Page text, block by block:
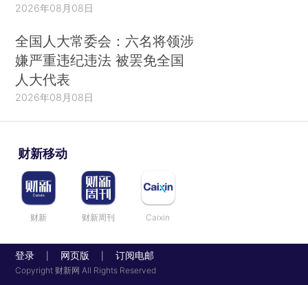
2026年08月08日
全国人大常委会：六名将领涉
嫌严重违纪违法 被罢免全国
人大代表
2026年08月08日
财新移动
财新 财新周刊 Caixin
登录 网页版 订阅电邮
Copyright 财新网 All Rights Reserved